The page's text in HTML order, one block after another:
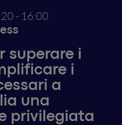
- 16:00
superare i
i
a
una
privilegiata